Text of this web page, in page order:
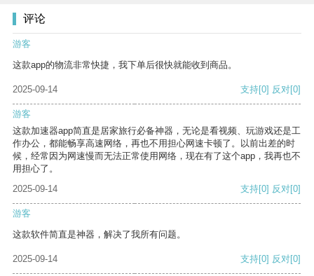
评论
游客
这款app的物流非常快捷，我下单后很快就能收到商品。
2025-09-14 支持[0] 反对[0]
游客
这款加速器app简直是居家旅行必备神器，无论是看视频、玩游戏还是工
作办公，都能畅享高速网络，再也不用担心网速卡顿了。以前出差的时
候，经常因为网速慢而无法正常使用网络，现在有了这个app，我再也不
用担心了。
2025-09-14
支持[0] 反对[0]
游客
这款软件简直是神器，解决了我所有问题。
2025-09-14 支持[0] 反对[0]